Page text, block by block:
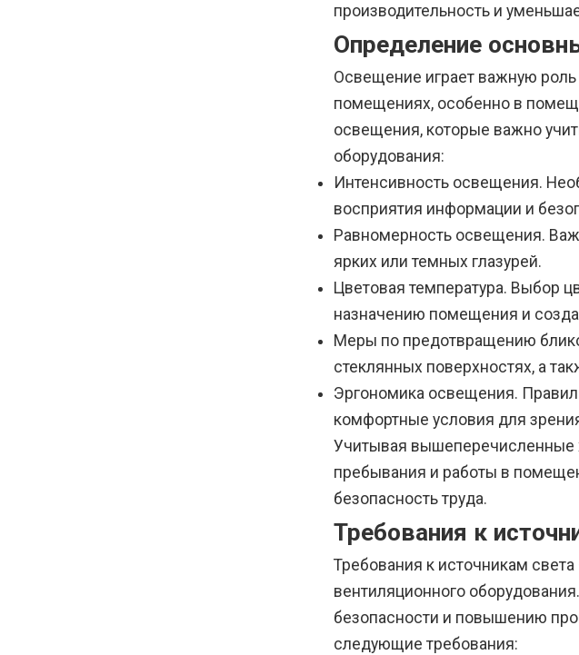
производительность и
Определение
Освещение играет важную
помещениях, особенно в
освещения, которые важно
оборудования:
Интенсивность освещения.
восприятия информации и
Равномерность освещения.
ярких или темных глазурей.
Цветовая температура. Выбор
назначению помещения и
Меры по предотвращению
стеклянных поверхностях, а
Эргономика освещения.
комфортные условия для
Учитывая вышеперечисленные
пребывания и работы в
безопасность труда.
Требования к
Требования к источникам
вентиляционного
безопасности и повышению
следующие требования: